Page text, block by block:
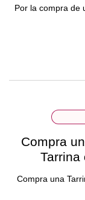
Por la compra de
Compra
Tarrina
Compra una